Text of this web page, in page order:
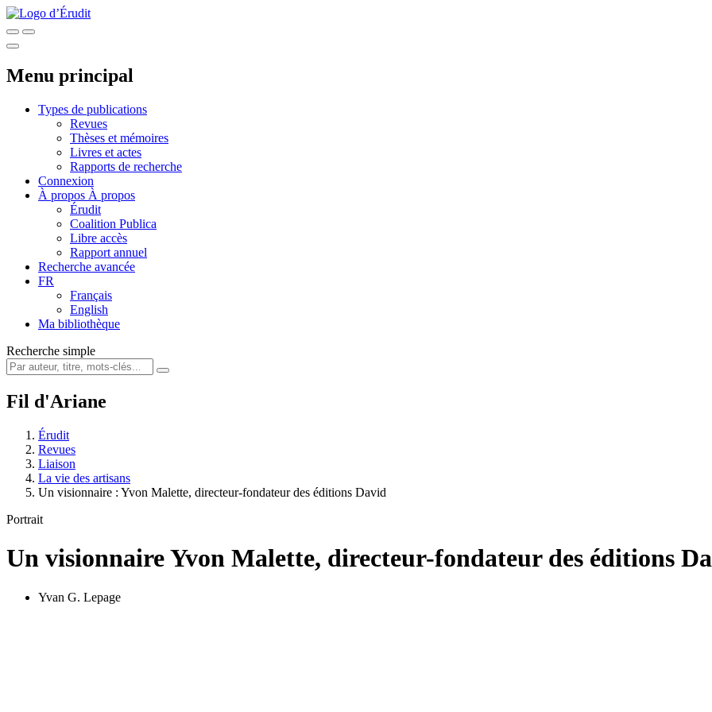
Menu principal
Types de publications
Revues
Thèses et mémoires
Livres et actes
Rapports de recherche
Connexion
À propos À propos
Érudit
Coalition Publica
Libre accès
Rapport annuel
Recherche avancée
FR
Français
English
Ma bibliothèque
Recherche simple
Fil d'Ariane
Érudit
Revues
Liaison
La vie des artisans
Un visionnaire : Yvon Malette, directeur-fondateur des éditions David
Portrait
Un visionnaireYvon Malette, directeur-fondateur des éditions
Yvan G. Lepage